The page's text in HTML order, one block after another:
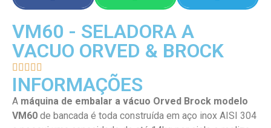
VM60 - SELADORA A
VACUO ORVED & BROCK
    
INFORMAÇÕES
A máquina de embalar a vácuo Orved Brock modelo
VM60 de bancada é toda construída em aço inox AISI 304